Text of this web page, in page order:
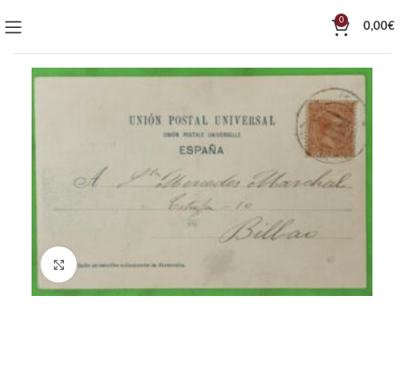
0
0,00€
Click to enlarge